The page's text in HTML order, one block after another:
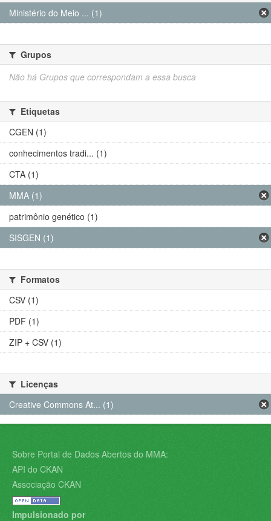
Ministério do Meio ... (1)
Grupos
Não há Grupos que correspondam a essa busca
Etiquetas
CGEN (1)
conhecimentos tradi... (1)
CTA (1)
MMA (1)
patrimônio genético (1)
SISGEN (1)
Formatos
CSV (1)
PDF (1)
ZIP + CSV (1)
Licenças
Creative Commons At... (1)
Sobre Portal de Dados Abertos do MMA:
API do CKAN
Associação CKAN
Impulsionado por